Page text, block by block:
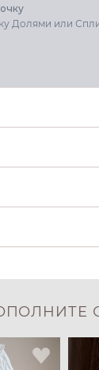
Долями или